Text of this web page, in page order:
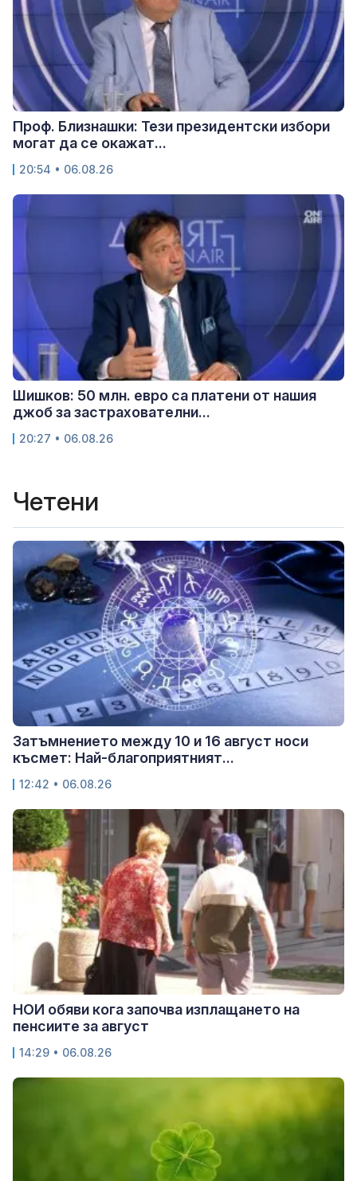
Проф. Близнашки: Тези президентски избори
могат да се окажат...
20:54 • 06.08.26
Шишков: 50 млн. евро са платени от нашия
джоб за застрахователни...
20:27 • 06.08.26
Четени
Затъмнението между 10 и 16 август носи
късмет: Най-благоприятният...
12:42 • 06.08.26
НОИ обяви кога започва изплащането на
пенсиите за август
14:29 • 06.08.26